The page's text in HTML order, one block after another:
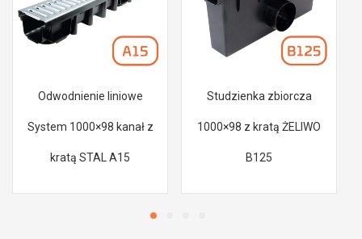
Odwodnienie liniowe
System 1000×98 kanał z
kratą STAL A15
Studzienka zbiorcza
1000×98 z kratą ŻELIWO
B125